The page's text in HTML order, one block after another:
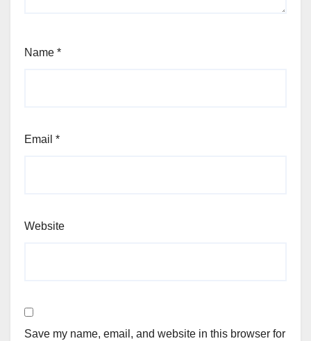
Name *
Email *
Website
Save my name, email, and website in this browser for